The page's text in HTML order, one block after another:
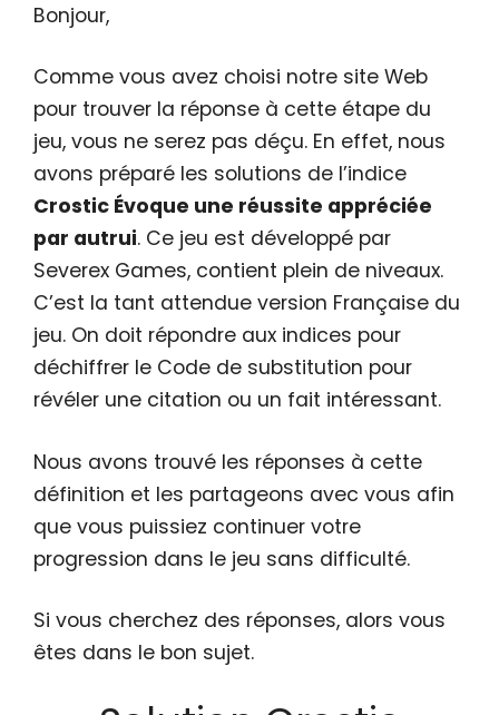
Bonjour,
Comme vous avez choisi notre site Web
pour trouver la réponse à cette étape du
jeu, vous ne serez pas déçu. En effet, nous
avons préparé les solutions de l’indice
Crostic Évoque une réussite appréciée
par autrui. Ce jeu est développé par
Severex Games, contient plein de niveaux.
C’est la tant attendue version Française du
jeu. On doit répondre aux indices pour
déchiffrer le Code de substitution pour
révéler une citation ou un fait intéressant.
Nous avons trouvé les réponses à cette
définition et les partageons avec vous afin
que vous puissiez continuer votre
progression dans le jeu sans difficulté.
Si vous cherchez des réponses, alors vous
êtes dans le bon sujet.